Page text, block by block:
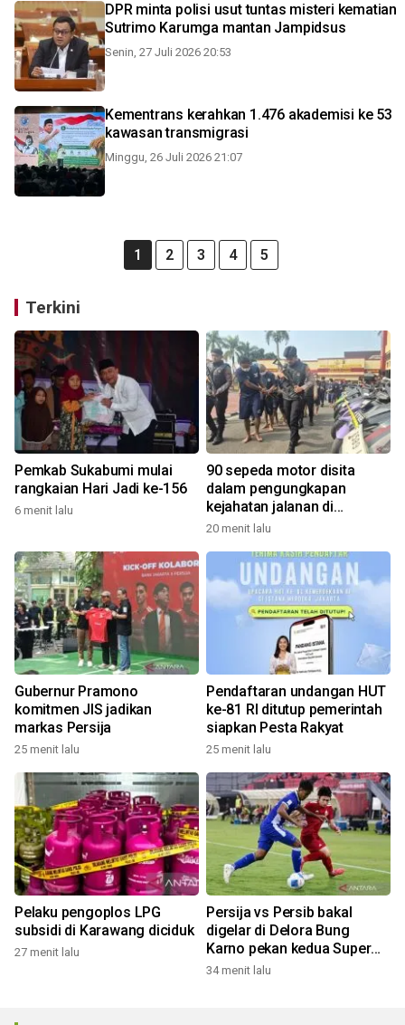
DPR minta polisi usut tuntas misteri kematian
Sutrimo Karumga mantan Jampidsus
Senin, 27 Juli 2026 20:53
Kementrans kerahkan 1.476 akademisi ke 53
kawasan transmigrasi
Minggu, 26 Juli 2026 21:07
1 2 3 4 5
Terkini
Pemkab Sukabumi mulai
rangkaian Hari Jadi ke-156
6 menit lalu
90 sepeda motor disita
dalam pengungkapan
kejahatan jalanan di
Bandung
20 menit lalu
Gubernur Pramono
komitmen JIS jadikan
markas Persija
25 menit lalu
Pendaftaran undangan HUT
ke-81 RI ditutup pemerintah
siapkan Pesta Rakyat
25 menit lalu
Pelaku pengoplos LPG
subsidi di Karawang diciduk
27 menit lalu
Persija vs Persib bakal
digelar di Delora Bung
Karno pekan kedua Super
League
34 menit lalu